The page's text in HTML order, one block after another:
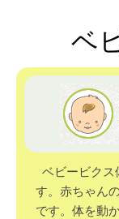
ベ
ベビービク
す。赤ちゃん
です。体を動